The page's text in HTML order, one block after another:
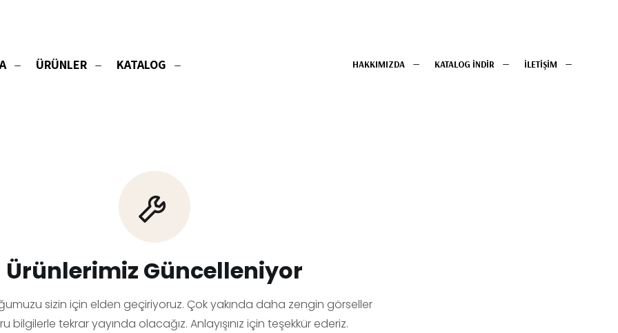
ÜRÜNLER KATALOG HAKKIMIZDA KATALOG İNDİR İLETİŞİM
Ürünlerimiz Güncelleniyor
sizin için elden geçiriyoruz. Çok yakında daha zengin görseller
bilgilerle tekrar yayında olacağız. Anlayışınız için teşekkür ederiz.